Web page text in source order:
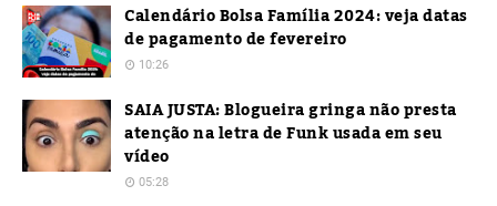
Calendário Bolsa Família 2024: veja datas
de pagamento de fevereiro
10:26
SAIA JUSTA: Blogueira gringa não presta
atenção na letra de Funk usada em seu
vídeo
05:28